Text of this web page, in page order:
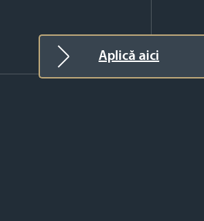
Aplică aici